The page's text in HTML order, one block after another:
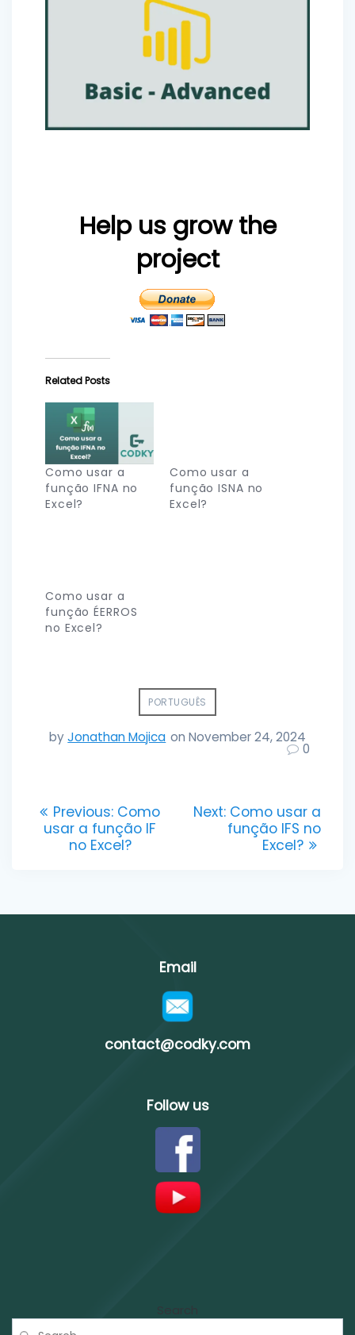
Help us grow the
project
Related Posts
Como usar a
função IFNA no
Excel?
Como usar a
função ISNA no
Excel?
Como usar a
função ÉERROS
no Excel?
PORTUGUÊS
byJonathan Mojica on November 24, 2024
0
Post
navigation
Previous: Previous
post:
Como
usar a função IF
no Excel?
Next: Next
post:
Como usar a
função IFS no
Excel?
Email
contact@codky.com
Follow us